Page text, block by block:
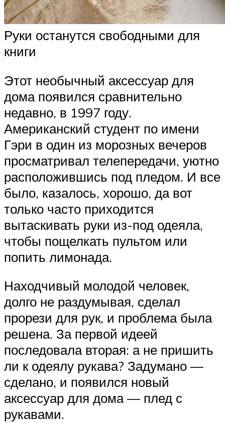
Руки останутся свободными для
книги
Этот необычный аксессуар для
дома появился сравнительно
недавно, в 1997 году.
Американский студент по имени
Гэри в один из морозных вечеров
просматривал телепередачи, уютно
расположившись под пледом. И все
было, казалось, хорошо, да вот
только часто приходится
вытаскивать руки из-под одеяла,
чтобы пощелкать пультом или
попить лимонада.
Находчивый молодой человек,
долго не раздумывая, сделал
прорези для рук, и проблема была
решена. За первой идеей
последовала вторая: а не пришить
ли к одеялу рукава? Задумано —
сделано, и появился новый
аксессуар для дома — плед с
рукавами.